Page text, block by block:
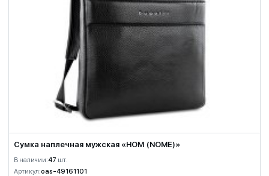
Сумка наплечная мужская «НОМ (NOME)»
В наличии:47 шт.
Артикул:oas-49161101